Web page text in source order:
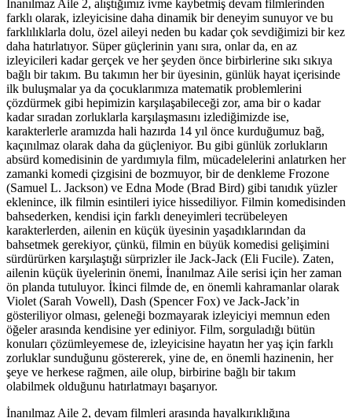
İnanılmaz Aile 2, alıştığımız ivme kaybetmiş devam filmlerinden
farklı olarak, izleyicisine daha dinamik bir deneyim sunuyor ve bu
farklılıklarla dolu, özel aileyi neden bu kadar çok sevdiğimizi bir kez
daha hatırlatıyor. Süper güçlerinin yanı sıra, onlar da, en az
izleyicileri kadar gerçek ve her şeyden önce birbirlerine sıkı sıkıya
bağlı bir takım. Bu takımın her bir üyesinin, günlük hayat içerisinde
ilk buluşmalar ya da çocuklarımıza matematik problemlerini
çözdürmek gibi hepimizin karşılaşabileceği zor, ama bir o kadar
kadar sıradan zorluklarla karşılaşmasını izlediğimizde ise,
karakterlerle aramızda hali hazırda 14 yıl önce kurduğumuz bağ,
kaçınılmaz olarak daha da güçleniyor. Bu gibi günlük zorlukların
absürd komedisinin de yardımıyla film, mücadelelerini anlatırken her
zamanki komedi çizgisini de bozmuyor, bir de denkleme Frozone
(Samuel L. Jackson) ve Edna Mode (Brad Bird) gibi tanıdık yüzler
eklenince, ilk filmin esintileri iyice hissediliyor. Filmin komedisinden
bahsederken, kendisi için farklı deneyimleri tecrübeleyen
karakterlerden, ailenin en küçük üyesinin yaşadıklarından da
bahsetmek gerekiyor, çünkü, filmin en büyük komedisi gelişimini
sürdürürken karşılaştığı sürprizler ile Jack-Jack (Eli Fucile). Zaten,
ailenin küçük üyelerinin önemi, İnanılmaz Aile serisi için her zaman
ön planda tutuluyor. İkinci filmde de, en önemli kahramanlar olarak
Violet (Sarah Vowell), Dash (Spencer Fox) ve Jack-Jack’in
gösteriliyor olması, geleneği bozmayarak izleyiciyi memnun eden
öğeler arasında kendisine yer ediniyor. Film, sorguladığı bütün
konuları çözümleyemese de, izleyicisine hayatın her yaş için farklı
zorluklar sunduğunu göstererek, yine de, en önemli hazinenin, her
şeye ve herkese rağmen, aile olup, birbirine bağlı bir takım
olabilmek olduğunu hatırlatmayı başarıyor.
İnanılmaz Aile 2, devam filmleri arasında hayalkırıklığına